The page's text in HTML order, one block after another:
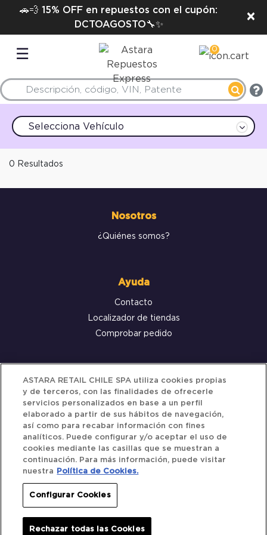
🚗💨 15% OFF en repuestos con el cupón:
DCTOAGOSTO🔧✨
×
☰ 0
Selecciona Vehículo
0 Resultados
Nosotros
¿Quiénes somos?
Ayuda
Contacto
Localizador de tiendas
Comprobar pedido
Servicio al cliente
Términos y Condiciones
Política de privacidad
Siguenos
Redes Sociales
ASTARA RETAIL CHILE SPA utiliza cookies propias
y de terceros, con las finalidades de ofrecerle
servicios personalizados en base a un perfil
elaborado a partir de sus hábitos de navegación,
así como para recabar información con fines
analíticos. Puede configurar y/o aceptar el uso de
cookies mediante las casillas que se muestran a
continuación. Para más información, puede visitar
nuestra
Política de Cookies.
Configurar Cookies
Rechazar todas las Cookies